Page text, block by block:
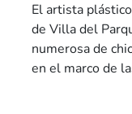
El artista
de Villa del
numerosa de
en el marco de